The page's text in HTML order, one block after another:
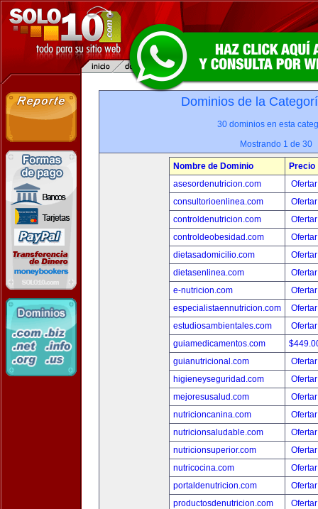
Dominios de la
30 dominios en esta
Mostrando 1 de 30
Nombre de Dominio
Precio
asesordenutricion.com
consultorioenlinea.com
controldenutricion.com
controldeobesidad.com
dietasadomicilio.com
dietasenlinea.com
e-nutricion.com
especialistaennutricion.com
estudiosambientales.com
guiamedicamentos.com
guianutricional.com
higieneyseguridad.com
mejoresusalud.com
nutricioncanina.com
nutricionsaludable.com
nutricionsuperior.com
nutricocina.com
portaldenutricion.com
productosdenutricion.com